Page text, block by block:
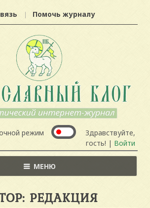
Помочь журналу
режим
Здравствуйте,
гость! | Войти
МЕНЮ
РЕДАКЦИЯ